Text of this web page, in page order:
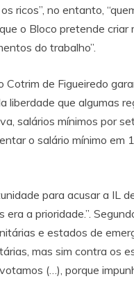
ricos”, no entanto,
o Bloco pretende
do trabalho”.
Cotrim de Figueiredo
liberdade que algumas
salários mínimos por
o salário mínimo em
para acusar a IL
a prioridade.”.
e estados de
mas sim contra os
(…), porque